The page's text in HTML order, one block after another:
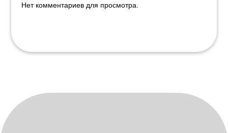
Нет комментариев для просмотра.